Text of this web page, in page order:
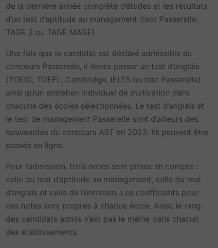
de la dernière année complète d’études et les résultats
d’un test d’aptitude au management (test Passerelle,
TAGE 2 ou TAGE MAGE).
Une fois que le candidat est déclaré admissible au
concours Passerelle, il devra passer un test d’anglais
(TOEIC, TOEFL, Cambridge, IELTS ou test Passerelle)
ainsi qu’un entretien individuel de motivation dans
chacune des écoles sélectionnées. Le test d’anglais et
le test de management Passerelle sont d’ailleurs des
nouveautés du concours AST en 2023. Ils peuvent être
passés en ligne.
Pour l’admission, trois notes sont prises en compte :
celle du test d’aptitude au management, celle du test
d’anglais et celle de l’entretien. Les coefficients pour
ces notes sont propres à chaque école. Ainsi, le rang
des candidats admis n’est pas le même dans chacun
des établissements.